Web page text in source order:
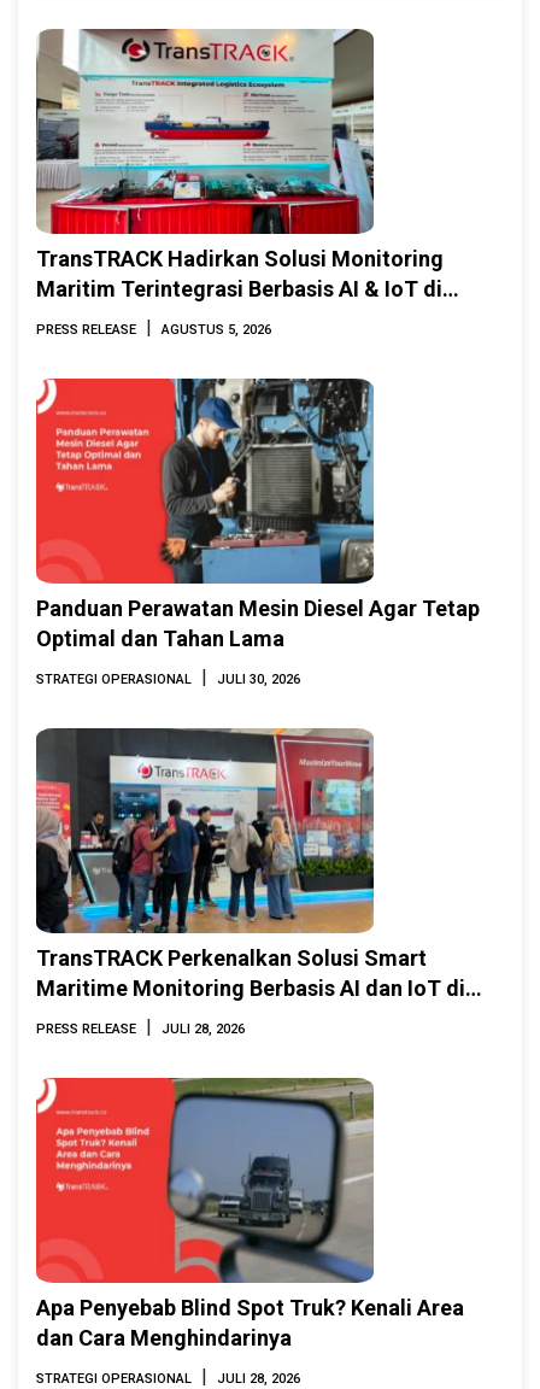
TransTRACK Hadirkan Solusi Monitoring
Maritim Terintegrasi Berbasis AI & IoT di
Indonesia Marine & Offshore Expo (IMOX)
PRESS RELEASE | AGUSTUS 5, 2026
Panduan Perawatan Mesin Diesel Agar Tetap
Optimal dan Tahan Lama
STRATEGI OPERASIONAL | JULI 30, 2026
TransTRACK Perkenalkan Solusi Smart
Maritime Monitoring Berbasis AI dan IoT di
INAMARINE 2026
PRESS RELEASE | JULI 28, 2026
Apa Penyebab Blind Spot Truk? Kenali Area
dan Cara Menghindarinya
STRATEGI OPERASIONAL | JULI 28, 2026